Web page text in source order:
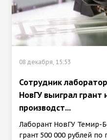
08 декабря, 15:53
Сотрудник
НовГУ выиграл грант
производст...
Лаборант НовГУ Темир-
грант 500 000 рублей